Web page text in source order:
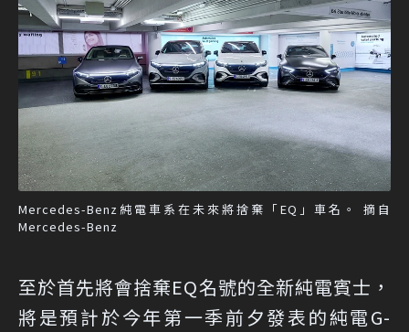
Mercedes-Benz純電車系在未來將捨棄「EQ」車名。 摘自
Mercedes-Benz
至於首先將會捨棄EQ名號的全新純電賓士，
將是預計於今年第一季前夕發表的純電G-